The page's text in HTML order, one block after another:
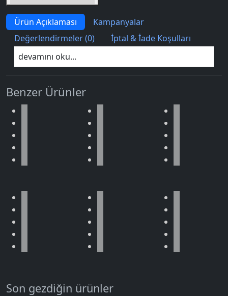
Ürün Açıklaması
Kampanyalar
Değerlendirmeler (0)
İptal & İade Koşulları
devamını oku...
Benzer Ürünler
Son gezdiğin ürünler